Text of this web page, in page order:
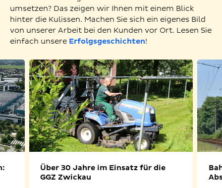
umsetzen? Das zeigen wir Ihnen mit einem Blick
hinter die Kulissen. Machen Sie sich ein eigenes Bild
von unserer Arbeit bei den Kunden vor Ort. Lesen Sie
einfach unsere Erfolgsgeschichten!
Über 30 Jahre im Einsatz für die
GGZ Zwickau